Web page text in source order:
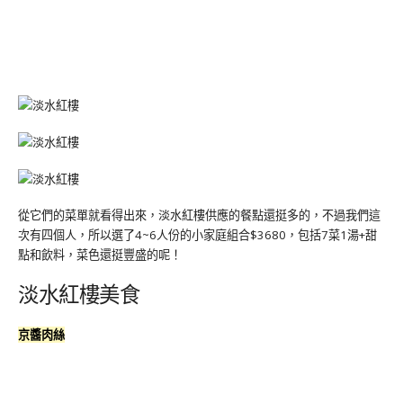
從它們的菜單就看得出來，淡水紅樓供應的餐點還挺多的，不過我們這
次有四個人，所以選了4~6人份的小家庭組合$3680，包括7菜1湯+甜
點和飲料，菜色還挺豐盛的呢！
淡水紅樓美食
京醬肉絲